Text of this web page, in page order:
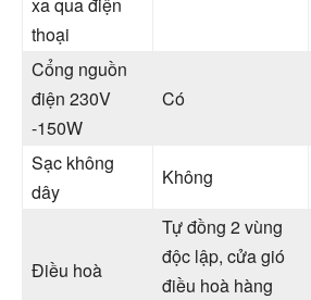
thoại
Cổng nguồn
điện 230V
-150W
Có
Sạc không
dây
Không
Điều hoà
Tự đồng 2 vùng
độc lập, cửa gió
điều hoà hàng